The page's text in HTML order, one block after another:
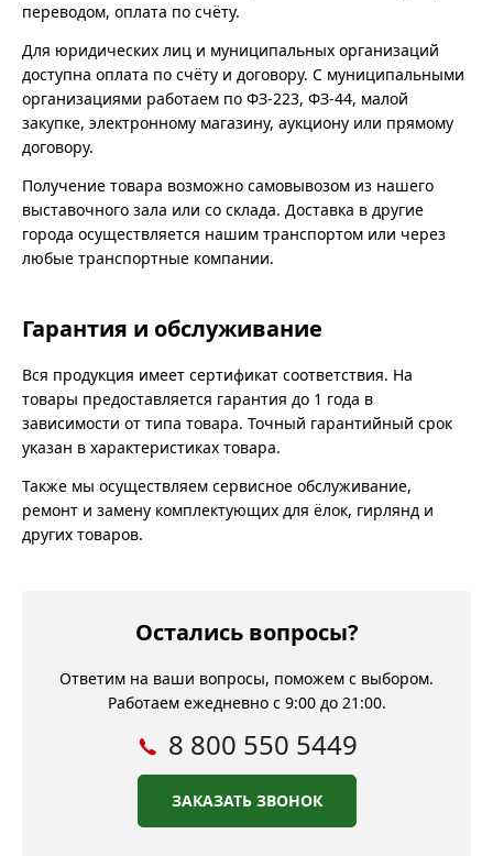
переводом, оплата по счёту.
Для юридических лиц и муниципальных организаций
доступна оплата по счёту и договору. С муниципальными
организациями работаем по ФЗ-223, ФЗ-44, малой
закупке, электронному магазину, аукциону или прямому
договору.
Получение товара возможно самовывозом из нашего
выставочного зала или со склада. Доставка в другие
города осуществляется нашим транспортом или через
любые транспортные компании.
Гарантия и обслуживание
Вся продукция имеет сертификат соответствия. На
товары предоставляется гарантия до 1 года в
зависимости от типа товара. Точный гарантийный срок
указан в характеристиках товара.
Также мы осуществляем сервисное обслуживание,
ремонт и замену комплектующих для ёлок, гирлянд и
других товаров.
Остались вопросы?
Ответим на ваши вопросы, поможем с выбором.
Работаем ежедневно с 9:00 до 21:00.
8 800 550 5449
ЗАКАЗАТЬ ЗВОНОК